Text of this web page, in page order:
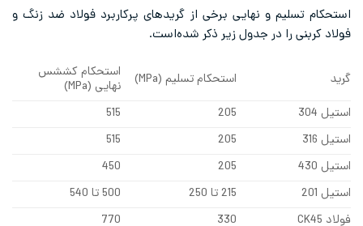
استحکام تسلیم و نهایی برخی از گریدهای پرکاربرد فولاد ضد زنگ و
فولاد کربنی را در جدول زیر ذکر شده‌است.
گرید استحکام تسلیم (MPa)
استحکام کششس
نهایی (MPa)
استیل 304
205
515
استیل 316
205
515
استیل 430
205
450
استیل 201
215 تا 250
500 تا 540
فولاد CK45
330
770